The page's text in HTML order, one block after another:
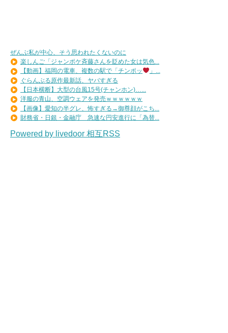
ぜんぶ私が中心、そう思われたくないのに
楽しんご「ジャンポケ斉藤さんを貶めた女は気色...
【動画】福岡の電車、複数の駅で「チンポッ
」...
ぐらんぶる原作最新話、ヤバすぎる
【日本横断】大型の台風15号(チャンホン)…...
洋服の青山、空調ウェアを発売ｗｗｗｗｗｗ
【画像】愛知の半グレ、怖すぎる→御尊顔がこち...
財務省・日銀・金融庁 急速な円安進行に「為替...
Powered by livedoor 相互RSS